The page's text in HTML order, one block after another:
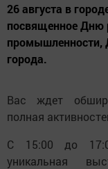
26 августа в
посвященное Дню
промышленности,
города.
Вас ждет
полная
С 15:00 до
уникальная